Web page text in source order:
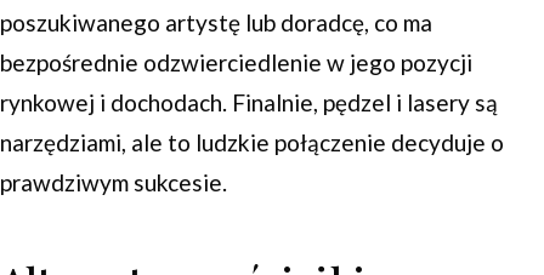
poszukiwanego artystę lub doradcę, co ma
bezpośrednie odzwierciedlenie w jego pozycji
rynkowej i dochodach. Finalnie, pędzel i lasery są
narzędziami, ale to ludzkie połączenie decyduje o
prawdziwym sukcesie.